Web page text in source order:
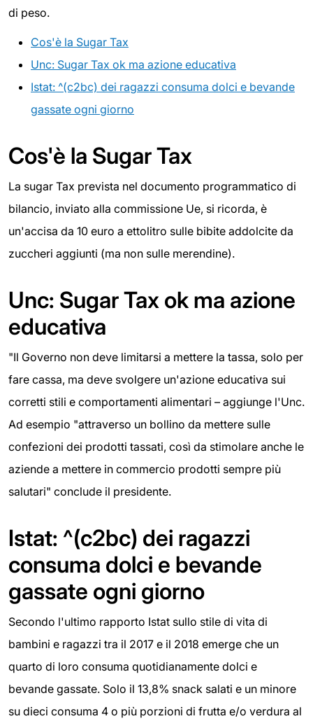
di peso.
Cos'è la Sugar Tax
Unc: Sugar Tax ok ma azione educativa
Istat: ^(c2bc) dei ragazzi consuma dolci e bevande
gassate ogni giorno
Cos'è la Sugar Tax
La sugar Tax prevista nel documento programmatico di
bilancio, inviato alla commissione Ue, si ricorda, è
un'accisa da 10 euro a ettolitro sulle bibite addolcite da
zuccheri aggiunti (ma non sulle merendine).
Unc: Sugar Tax ok ma azione
educativa
"Il Governo non deve limitarsi a mettere la tassa, solo per
fare cassa, ma deve svolgere un'azione educativa sui
corretti stili e comportamenti alimentari – aggiunge l'Unc.
Ad esempio "attraverso un bollino da mettere sulle
confezioni dei prodotti tassati, così da stimolare anche le
aziende a mettere in commercio prodotti sempre più
salutari" conclude il presidente.
Istat: ^(c2bc) dei ragazzi
consuma dolci e bevande
gassate ogni giorno
Secondo l'ultimo rapporto Istat sullo stile di vita di
bambini e ragazzi tra il 2017 e il 2018 emerge che un
quarto di loro consuma quotidianamente dolci e
bevande gassate. Solo il 13,8% snack salati e un minore
su dieci consuma 4 o più porzioni di frutta e/o verdura al